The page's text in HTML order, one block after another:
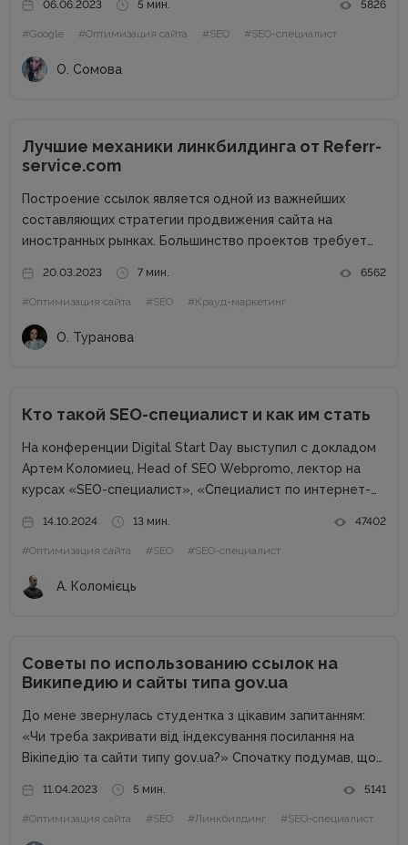
поисковые роботы индексируют отдельные страницы, а
также как решить все вопросы, связанные с
продвижением...
06.06.2023 5 мин. 5826
#Google #Оптимизация сайта #SEO #SEO-специалист
О. Сомова
Лучшие механики линкбилдинга от Referr-
service.com
Построение ссылок является одной из важнейших
составляющих стратегии продвижения сайта на
иностранных рынках. Большинство проектов требует
узнаваемости бренда и попадания на первые позиции
выдачи Google по ключевым запросам. Обратные
ссылки являются одним из факторов ранжирования,
которые...
20.03.2023 7 мин. 6562
#Оптимизация сайта #SEO #Крауд-маркетинг
О. Туранова
Кто такой SEO-специалист и как им стать
На конференции Digital Start Day выступил с докладом
Артем Коломиец, Head of SEO Webpromo, лектор на
курсах «SEO-специалист», «Специалист по интернет-
специалист, что должен знать и уметь, насколько
актуальна профессия и как им стать. Что такое...
14.10.2024 13 мин. 47402
#Оптимизация сайта #SEO #SEO-специалист
А. Коломієць
Советы по использованию ссылок на
Википедию и сайты типа gov.ua
До мене звернулась студентка з цікавим запитанням:
«Чи треба закривати від індексування посилання на
Вікіпедію та сайти типу gov.ua?» Спочатку подумав, що
що це тема окремої статті. Від редакції. Перевірені
поради та...
11.04.2023 5 мин. 5141
#Оптимизация сайта #SEO #Линкбилдинг #SEO-специалист